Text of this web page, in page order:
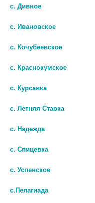
© Городская аптека -
с. Дивное
с. Ивановское
с. Кочубеевское
с. Краснокумское
с. Курсавка
с. Летняя Ставка
с. Надежда
с. Спицевка
с. Успенское
с.Пелагиада